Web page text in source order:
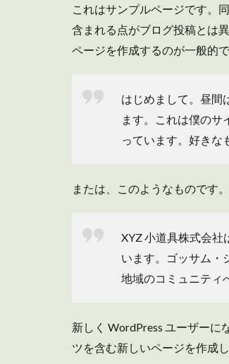
これはサンプルページです。
含まれる点がブログ投稿とは
ページを作成するのが一般的
はじめまして。昼間
ます。これは僕のサ
っています。好きな
または、このようなものです。
XYZ 小道具株式会
います。ゴッサム・
地域のコミュニティ
新しく WordPress ユーザーに
ツを含む新しいページを作成